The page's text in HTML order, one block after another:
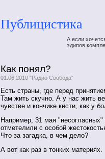
Публицистика
А если
эдипов
Как понял?
01.06.2010 "Радио Свобода"
Есть страны, где перед
Там жить скучно. А у нас жить
чувстве и кончике кисти, как у
Например, 31 мая "несогласных"
отметелили с особой
Что за загадка, в чем дело?
А вот как раз в тонких материях.